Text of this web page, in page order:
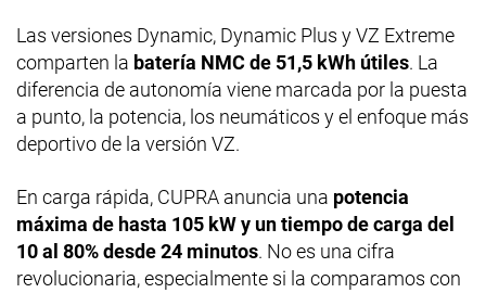
Las versiones Dynamic, Dynamic Plus y VZ Extreme
comparten la batería NMC de 51,5 kWh útiles. La
diferencia de autonomía viene marcada por la puesta
a punto, la potencia, los neumáticos y el enfoque más
deportivo de la versión VZ.
En carga rápida, CUPRA anuncia una potencia
máxima de hasta 105 kW y un tiempo de carga del
10 al 80% desde 24 minutos. No es una cifra
revolucionaria, especialmente si la comparamos con